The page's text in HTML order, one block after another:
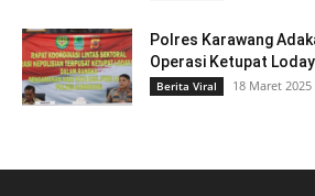
Polres Karawang
Operasi Ketupat
Berita Viral 18 Maret 2025